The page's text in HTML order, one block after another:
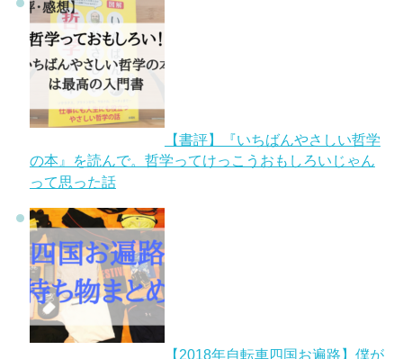
【書評】『いちばんやさしい哲学
の本』を読んで。哲学ってけっこうおもしろいじゃん
って思った話
【2018年自転車四国お遍路】僕が